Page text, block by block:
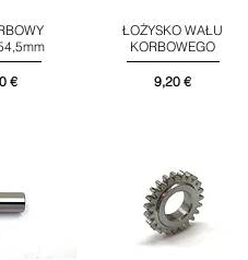
€
Podgląd
ŁOŻYSKO WAŁU
KORBOWEGO
Cena
9,20 €